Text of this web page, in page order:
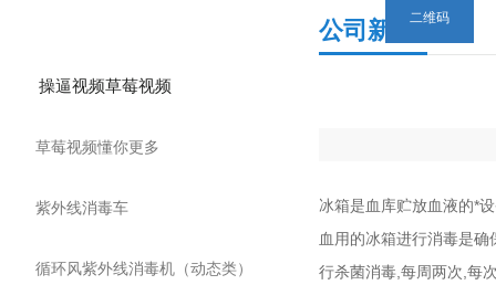
操逼视频草莓视频
草莓视频懂你更多
紫外线消毒车
循环风紫外线消毒机（动态类）
公司新闻
冰箱是血库贮放血液的*
血用的冰箱进行消毒是
行杀菌消毒,每周两次,每次
二维码